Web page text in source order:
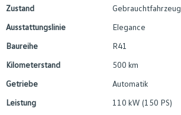
Zustand
Gebrauchtfahrzeug
Ausstattungslinie
Elegance
Baureihe
R41
Kilometerstand
500 km
Getriebe
Automatik
Leistung
110 kW (150 PS)